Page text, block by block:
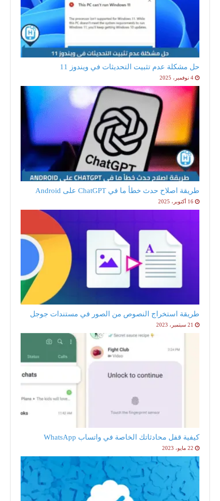
حل مشكلة عدم تثبيت التحديثات في ويندوز 11
طريقة اصلاح حدث خطأ ما في ChatGPT على Android
16 أكتوبر، 2025
طريقة استخراج النصوص من الصور في مستندات جوجل
21 سبتمبر، 2023
كيفية قفل محادثاتك الخاصة في واتساب WhatsApp
22 مايو، 2023